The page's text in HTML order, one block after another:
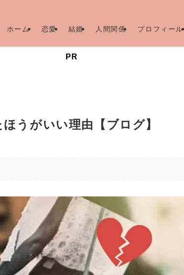
ホーム 恋愛 結婚 人間関係 プロフィール
PR
うがいい理由【ブログ】